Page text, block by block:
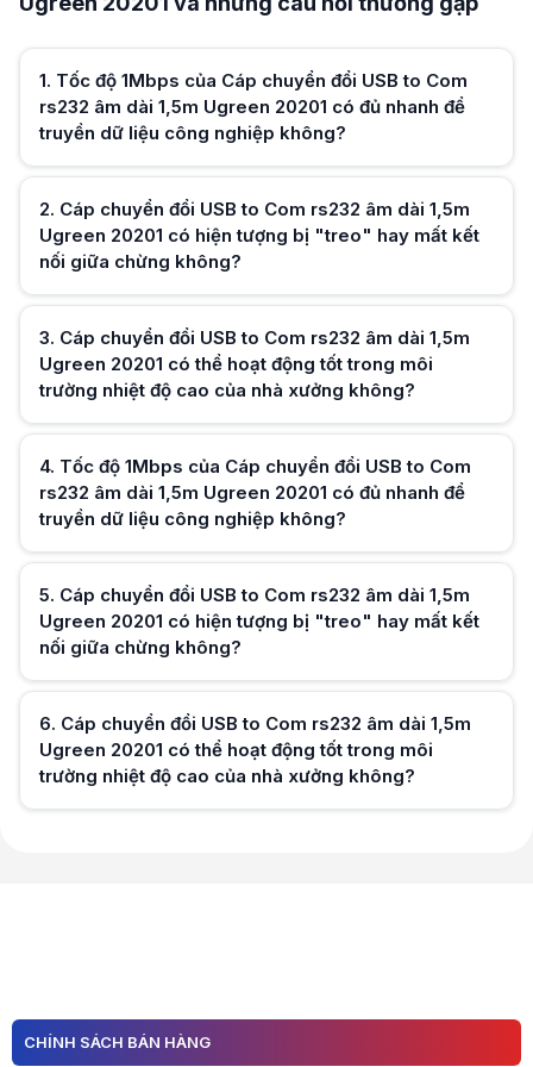
Sản phẩm Ugreen 20201 sử dụng chipset chất lượng cao và có lớp
Cáp chuyển đổi USB to Com rs232 âm dài 1,5m Ugreen 20201 có
Cáp được làm từ nhựa PVC cao cấp và lõi đồng nguyên chất, có khả
Tốc độ 1Mbps của Cáp chuyển đổi USB to Com rs232 âm dài 1,5m
Hoàn toàn đủ. Hầu hết các giao thức truyền tải RS232 truyền thống
Cáp chuyển đổi USB to Com rs232 âm dài 1,5m Ugreen 20201 có
Sản phẩm Ugreen 20201 sử dụng chipset chất lượng cao và có lớp
Cáp chuyển đổi USB to Com rs232 âm dài 1,5m Ugreen 20201 có
Cáp được làm từ nhựa PVC cao cấp và lõi đồng nguyên chất, có khả
1. Tốc độ 1Mbps của Cáp chuyển đổi USB to Com
rs232 âm dài 1,5m Ugreen 20201 có đủ nhanh để
truyền dữ liệu công nghiệp không?
2. Cáp chuyển đổi USB to Com rs232 âm dài 1,5m
Ugreen 20201 có hiện tượng bị "treo" hay mất kết
nối giữa chừng không?
3. Cáp chuyển đổi USB to Com rs232 âm dài 1,5m
Ugreen 20201 có thể hoạt động tốt trong môi
trường nhiệt độ cao của nhà xưởng không?
Hữu ích (0)
4. Tốc độ 1Mbps của Cáp chuyển đổi USB to Com
rs232 âm dài 1,5m Ugreen 20201 có đủ nhanh để
truyền dữ liệu công nghiệp không?
5. Cáp chuyển đổi USB to Com rs232 âm dài 1,5m
Ugreen 20201 có hiện tượng bị "treo" hay mất kết
nối giữa chừng không?
6. Cáp chuyển đổi USB to Com rs232 âm dài 1,5m
Ugreen 20201 có thể hoạt động tốt trong môi
trường nhiệt độ cao của nhà xưởng không?
CHÍNH SÁCH BÁN HÀNG